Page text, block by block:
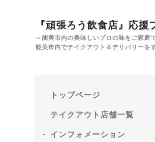
『頑張ろう飲食店』応援
～能美市内の美味しいプロの味をご家庭
能美市内でテイクアウト＆デリバリーを
トップページ
テイクアウト店舗一覧
インフォメーション